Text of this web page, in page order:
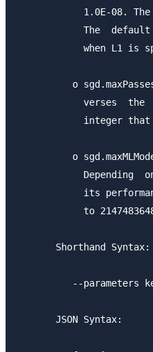
1.0E-08.
The
when L1 is
o
verses  the
integer
o
Depending
its
to
       Shorthand Syntax:
--parameters
       JSON Syntax: